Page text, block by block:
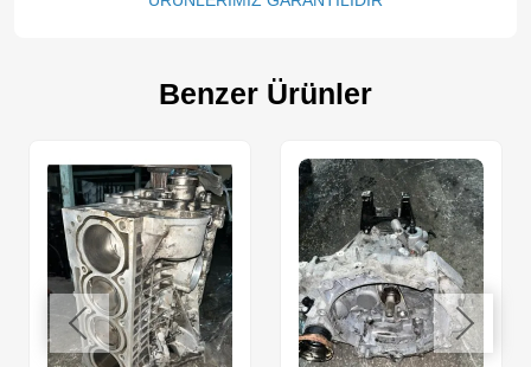
Benzer Ürünler